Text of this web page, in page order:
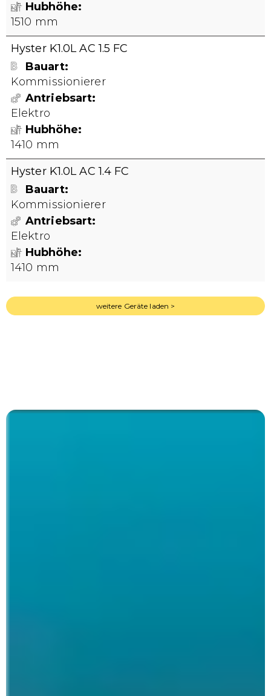
Hubhöhe
1510 mm
Hyster K1.0L AC 1.5 FC
Bauart
Kommissionierer
Antriebsart
Elektro
Hubhöhe
1410 mm
Hyster K1.0L AC 1.4 FC
Bauart
Kommissionierer
Antriebsart
Elektro
Hubhöhe
1410 mm
weitere Geräte laden >